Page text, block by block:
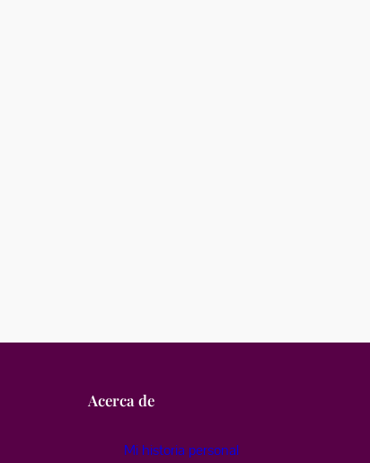
Acerca de
Mi historia personal